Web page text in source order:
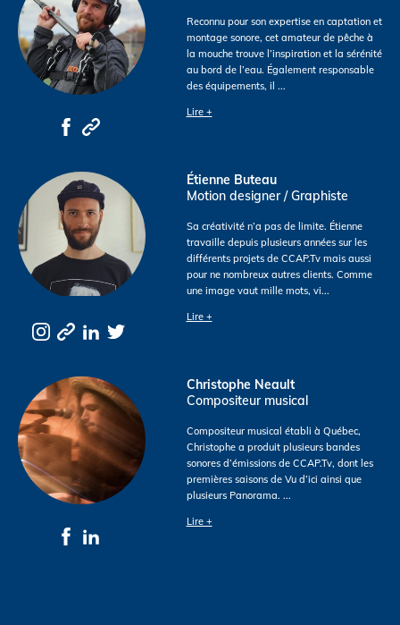
Reconnu pour son expertise en captation et
montage sonore, cet amateur de pêche à
la mouche trouve l’inspiration et la sérénité
au bord de l’eau. Également responsable
des équipements, il ...
Lire +
Étienne Buteau
Motion designer / Graphiste
Sa créativité n’a pas de limite. Étienne
travaille depuis plusieurs années sur les
différents projets de CCAP.Tv mais aussi
pour ne nombreux autres clients. Comme
une image vaut mille mots, vi...
Lire +
Christophe Neault
Compositeur musical
Compositeur musical établi à Québec,
Christophe a produit plusieurs bandes
sonores d’émissions de CCAP.Tv, dont les
premières saisons de Vu d’ici ainsi que
plusieurs Panorama. ...
Lire +